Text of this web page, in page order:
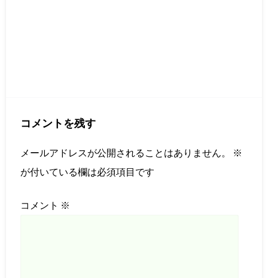
コメントを残す
メールアドレスが公開されることはありません。
※
が付いている欄は必須項目です
コメント ※